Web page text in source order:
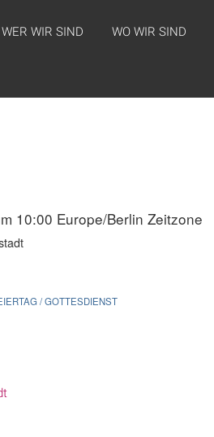
WER WIR SIND WO WIR SIND
10:00 Europe/Berlin Zeitzone
/ GOTTESDIENST